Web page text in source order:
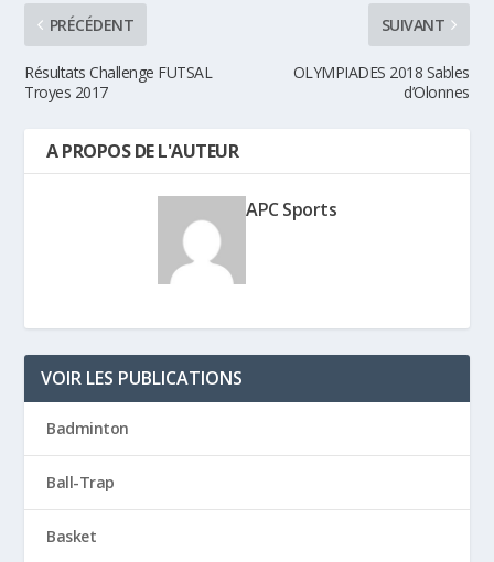
PRÉCÉDENT
Résultats Challenge FUTSAL
Troyes 2017
SUIVANT
OLYMPIADES 2018 Sables
d’Olonnes
A PROPOS DE L'AUTEUR
APC Sports
VOIR LES PUBLICATIONS
Badminton
Ball-Trap
Basket